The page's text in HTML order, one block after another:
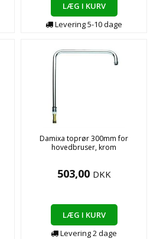
LÆG I KURV
Levering5-10dage
Damixa toprør 300mm for
hovedbruser, krom
503,00 DKK
LÆG I KURV
Levering2dage